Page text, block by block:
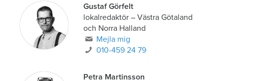
Gustaf Görfelt
lokalredaktör– Västra Götaland
och Norra Halland
Mejla mig
010-459 24 79
Petra Martinsson